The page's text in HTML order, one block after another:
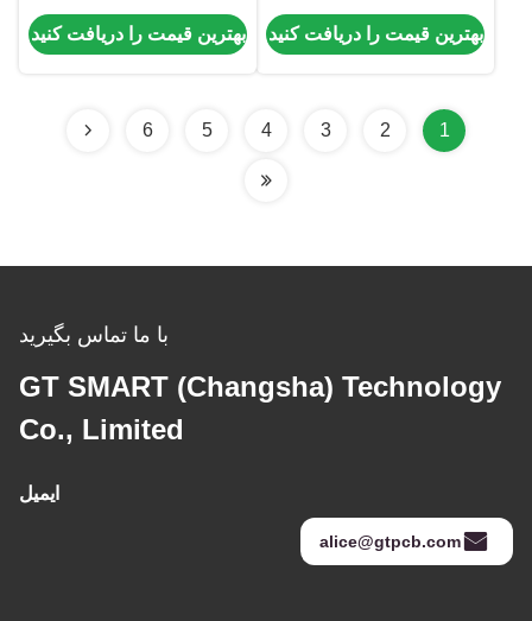
فیلم پوشش زرد
4.87*82.26mm
بهترین قیمت را دریافت کنید
PCB ENIG بدون صفحه
ابریشم
بهترین قیمت را دریافت کنید
1
2
3
4
5
6
با ما تماس بگیرید
GT SMART (Changsha) Technology
Co., Limited
ایمیل
alice@gtpcb.com